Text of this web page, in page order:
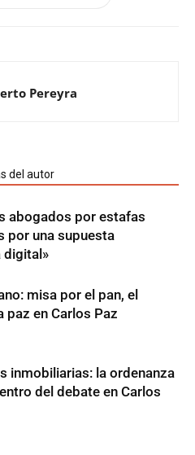
Pereyra
del autor
abogados por estafas
por una supuesta
digital»
misa por el pan, el
paz en Carlos Paz
inmobiliarias: la ordenanza
del debate en Carlos